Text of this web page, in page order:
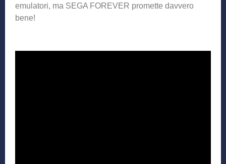
emulatori, ma SEGA FOREVER promette davvero
bene!